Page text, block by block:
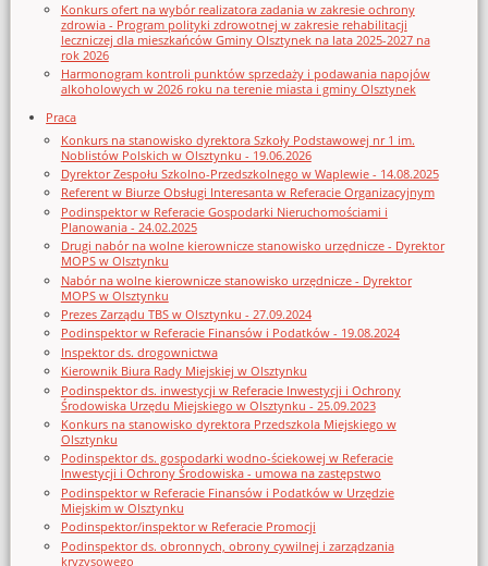
Konkurs ofert na wybór realizatora zadania w zakresie ochrony
zdrowia - Program polityki zdrowotnej w zakresie rehabilitacji
leczniczej dla mieszkańców Gminy Olsztynek na lata 2025-2027 na
rok 2026
Harmonogram kontroli punktów sprzedaży i podawania napojów
alkoholowych w 2026 roku na terenie miasta i gminy Olsztynek
Praca
Konkurs na stanowisko dyrektora Szkoły Podstawowej nr 1 im.
Noblistów Polskich w Olsztynku - 19.06.2026
Dyrektor Zespołu Szkolno-Przedszkolnego w Waplewie - 14.08.2025
Referent w Biurze Obsługi Interesanta w Referacie Organizacyjnym
Podinspektor w Referacie Gospodarki Nieruchomościami i
Planowania - 24.02.2025
Drugi nabór na wolne kierownicze stanowisko urzędnicze - Dyrektor
MOPS w Olsztynku
Nabór na wolne kierownicze stanowisko urzędnicze - Dyrektor
MOPS w Olsztynku
Prezes Zarządu TBS w Olsztynku - 27.09.2024
Podinspektor w Referacie Finansów i Podatków - 19.08.2024
Inspektor ds. drogownictwa
Kierownik Biura Rady Miejskiej w Olsztynku
Podinspektor ds. inwestycji w Referacie Inwestycji i Ochrony
Środowiska Urzędu Miejskiego w Olsztynku - 25.09.2023
Konkurs na stanowisko dyrektora Przedszkola Miejskiego w
Olsztynku
Podinspektor ds. gospodarki wodno-ściekowej w Referacie
Inwestycji i Ochrony Środowiska - umowa na zastępstwo
Podinspektor w Referacie Finansów i Podatków w Urzędzie
Miejskim w Olsztynku
Podinspektor/inspektor w Referacie Promocji
Podinspektor ds. obronnych, obrony cywilnej i zarządzania
kryzysowego